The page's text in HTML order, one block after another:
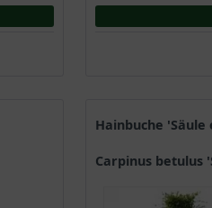
Hainbuche
Carpinus betulus